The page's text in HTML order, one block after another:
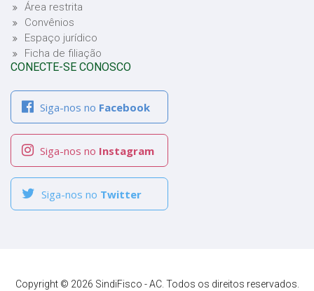
Área restrita
Convênios
Espaço jurídico
Ficha de filiação
CONECTE-SE CONOSCO
Siga-nos no Facebook
Siga-nos no Instagram
Siga-nos no Twitter
Copyright © 2026 SindiFisco - AC. Todos os direitos reservados.